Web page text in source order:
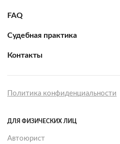
FAQ
Судебная практика
Контакты
Политика конфиденциальности
ДЛЯ ФИЗИЧЕСКИХ ЛИЦ
Автоюрист